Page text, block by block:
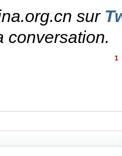
sur
conversation.
1